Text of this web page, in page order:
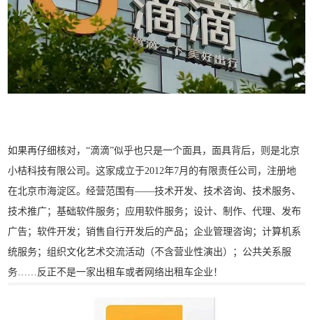
如果再仔细核对，“滴滴”似乎也只是一个面具，面具背后，则是北京
小桔科技有限公司。这家成立于2012年7月的有限责任公司，注册地
在北京市海淀区。经营范围有——技术开发、技术咨询、技术服务、
技术推广；基础软件服务；应用软件服务；设计、制作、代理、发布
广告；软件开发；销售自行开发后的产品；企业管理咨询；计算机系
统服务；组织文化艺术交流活动（不含营业性演出）；公共关系服
务……反正不是一家出租车或者网络出租车企业！